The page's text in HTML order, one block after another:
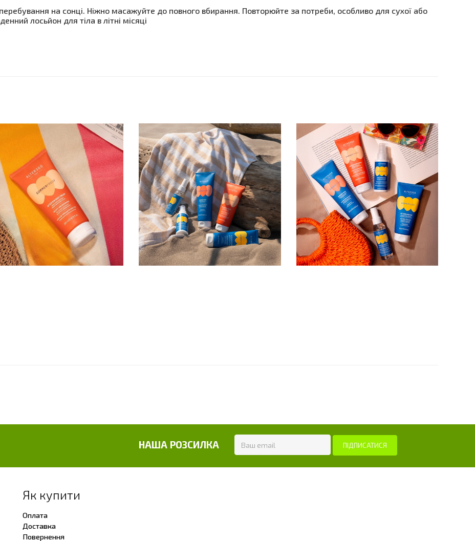
на сонці. Ніжно масажуйте до повного вбирання. Повторюйте за потреби, особливо для сухої або
лосьйон для тіла в літні місяці
НАША РОЗСИЛКА
Як купити
Оплата
Доставка
Повернення